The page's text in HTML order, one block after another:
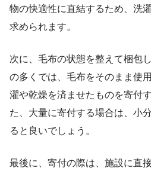
物の快適性に直結するため、洗
求められます。
次に、毛布の状態を整えて梱包
の多くでは、毛布をそのまま使
濯や乾燥を済ませたものを寄付
た、大量に寄付する場合は、小
ると良いでしょう。
最後に、寄付の際は、施設に直